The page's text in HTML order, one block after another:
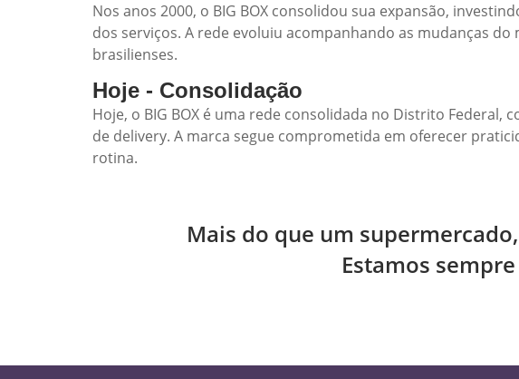
Nos anos 2000, o BIG BOX consolidou sua expansão,
dos serviços. A rede evoluiu acompanhando as mudanças
brasilienses.
Hoje - Consolidação
Hoje, o BIG BOX é uma rede consolidada no Distrito
de delivery. A marca segue comprometida em oferecer
rotina.
Mais do que um
Estamos